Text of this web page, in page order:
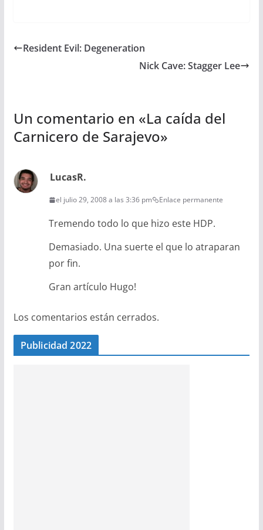
Resident Evil: Degeneration
Nick Cave: Stagger Lee
Un comentario en «La caída del
Carnicero de Sarajevo»
LucasR.
el julio 29, 2008 a las 3:36 pm Enlace permanente
Tremendo todo lo que hizo este HDP.
Demasiado. Una suerte el que lo atraparan
por fin.
Gran artículo Hugo!
Los comentarios están cerrados.
Publicidad 2022